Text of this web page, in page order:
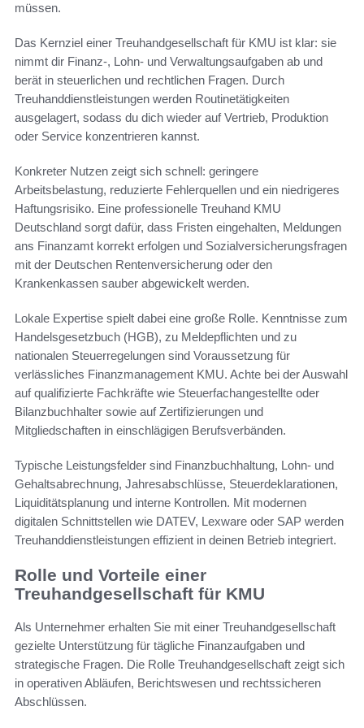
müssen.
Das Kernziel einer Treuhandgesellschaft für KMU ist klar: sie
nimmt dir Finanz-, Lohn- und Verwaltungsaufgaben ab und
berät in steuerlichen und rechtlichen Fragen. Durch
Treuhanddienstleistungen werden Routinetätigkeiten
ausgelagert, sodass du dich wieder auf Vertrieb, Produktion
oder Service konzentrieren kannst.
Konkreter Nutzen zeigt sich schnell: geringere
Arbeitsbelastung, reduzierte Fehlerquellen und ein niedrigeres
Haftungsrisiko. Eine professionelle Treuhand KMU
Deutschland sorgt dafür, dass Fristen eingehalten, Meldungen
ans Finanzamt korrekt erfolgen und Sozialversicherungsfragen
mit der Deutschen Rentenversicherung oder den
Krankenkassen sauber abgewickelt werden.
Lokale Expertise spielt dabei eine große Rolle. Kenntnisse zum
Handelsgesetzbuch (HGB), zu Meldepflichten und zu
nationalen Steuerregelungen sind Voraussetzung für
verlässliches Finanzmanagement KMU. Achte bei der Auswahl
auf qualifizierte Fachkräfte wie Steuerfachangestellte oder
Bilanzbuchhalter sowie auf Zertifizierungen und
Mitgliedschaften in einschlägigen Berufsverbänden.
Typische Leistungsfelder sind Finanzbuchhaltung, Lohn- und
Gehaltsabrechnung, Jahresabschlüsse, Steuerdeklarationen,
Liquiditätsplanung und interne Kontrollen. Mit modernen
digitalen Schnittstellen wie DATEV, Lexware oder SAP werden
Treuhanddienstleistungen effizient in deinen Betrieb integriert.
Rolle und Vorteile einer
Treuhandgesellschaft für KMU
Als Unternehmer erhalten Sie mit einer Treuhandgesellschaft
gezielte Unterstützung für tägliche Finanzaufgaben und
strategische Fragen. Die Rolle Treuhandgesellschaft zeigt sich
in operativen Abläufen, Berichtswesen und rechtssicheren
Abschlüssen.